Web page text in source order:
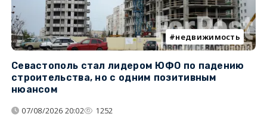
недвижимость
Севастополь стал лидером ЮФО по падению
строительства, но с одним позитивным
нюансом
07/08/2026 20:02 1252